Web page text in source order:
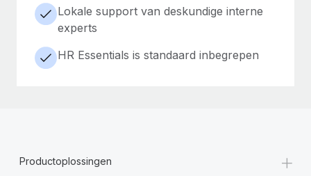
Lokale support van deskundige interne
experts
HR Essentials is standaard inbegrepen
Productoplossingen +